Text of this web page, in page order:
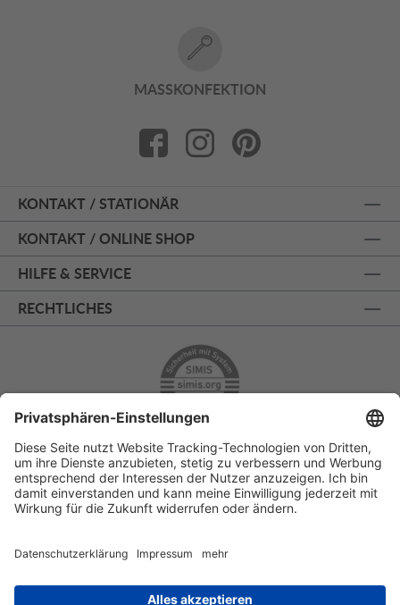
MASSKONFEKTION
KONTAKT / STATIONÄR
KONTAKT / ONLINE SHOP
HILFE & SERVICE
RECHTLICHES
ÜBER 125 JAHRE AM PRINZIPALMARKT
PERSÖNLICHE BERATUNG
KOSTENLOSER RÜCKVERSAND